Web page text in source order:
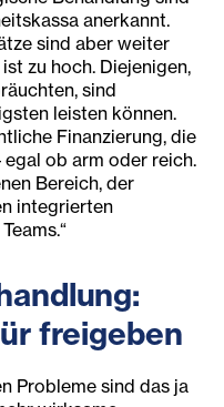
anerkannt.
sind aber weiter
zu hoch. Diejenigen,
sind
leisten können.
Finanzierung, die
ob arm oder reich.
Bereich, der
integrierten
freigeben
Probleme sind das ja